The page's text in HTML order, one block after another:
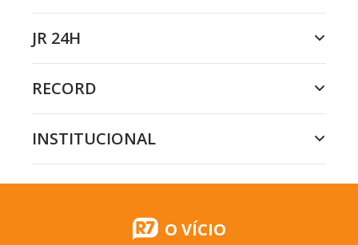
JR 24H
RECORD
INSTITUCIONAL
O VÍCIO